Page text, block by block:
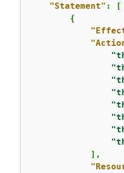
"Statement" : [
{
            ],